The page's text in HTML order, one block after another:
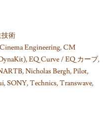
技術
Cinema Engineering,CM
,EQ Curve / EQ カーブ,
,Nicholas Bergh,Pilot,
,SONY,Technics,Transwave,